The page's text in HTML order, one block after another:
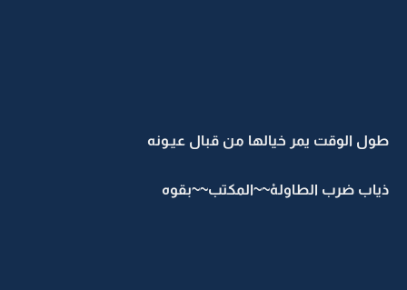
طول الوقت يمر خيالها من قبال عيـونه
ذياب ضرب الطاولهْ~~المكتب~~بقوه